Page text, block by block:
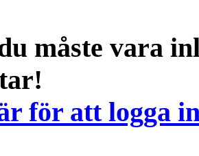
måste vara
för att logga